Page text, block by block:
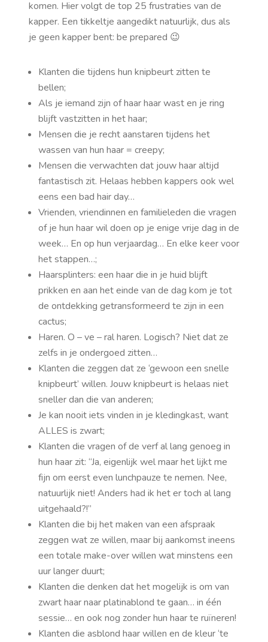
komen. Hier volgt de top 25 frustraties van de
kapper. Een tikkeltje aangedikt natuurlijk, dus als
je geen kapper bent: be prepared 😉
Klanten die tijdens hun knipbeurt zitten te
bellen;
Als je iemand zijn of haar haar wast en je ring
blijft vastzitten in het haar;
Mensen die je recht aanstaren tijdens het
wassen van hun haar = creepy;
Mensen die verwachten dat jouw haar altijd
fantastisch zit. Helaas hebben kappers ook wel
eens een bad hair day…
Vrienden, vriendinnen en familieleden die vragen
of je hun haar wil doen op je enige vrije dag in de
week… En op hun verjaardag… En elke keer voor
het stappen…;
Haarsplinters: een haar die in je huid blijft
prikken en aan het einde van de dag kom je tot
de ontdekking getransformeerd te zijn in een
cactus;
Haren. O – ve – ral haren. Logisch? Niet dat ze
zelfs in je ondergoed zitten…
Klanten die zeggen dat ze ‘gewoon een snelle
knipbeurt’ willen. Jouw knipbeurt is helaas niet
sneller dan die van anderen;
Je kan nooit iets vinden in je kledingkast, want
ALLES is zwart;
Klanten die vragen of de verf al lang genoeg in
hun haar zit: “Ja, eigenlijk wel maar het lijkt me
fijn om eerst even lunchpauze te nemen. Nee,
natuurlijk niet! Anders had ik het er toch al lang
uitgehaald?!”
Klanten die bij het maken van een afspraak
zeggen wat ze willen, maar bij aankomst ineens
een totale make-over willen wat minstens een
uur langer duurt;
Klanten die denken dat het mogelijk is om van
zwart haar naar platinablond te gaan… in één
sessie… en ook nog zonder hun haar te ruïneren!
Klanten die asblond haar willen en de kleur ‘te